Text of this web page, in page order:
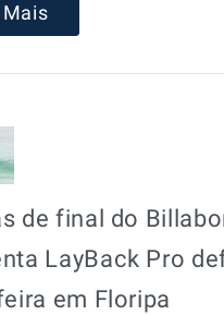
de final do
LayBack Pro
em Floripa